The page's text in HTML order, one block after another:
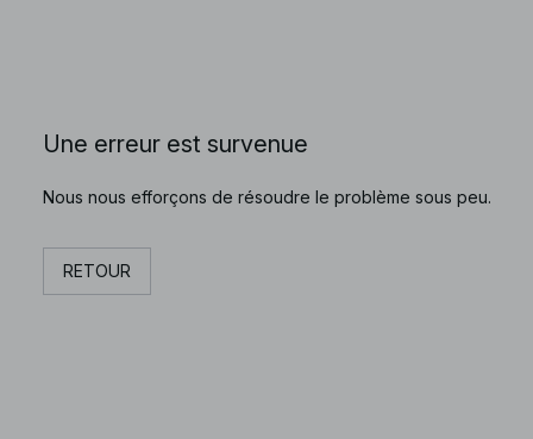
Une erreur est survenue
Nous nous efforçons de résoudre le problème sous peu.
RETOUR